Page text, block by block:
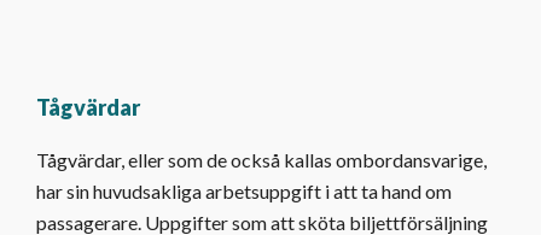
Tågvärdar
Tågvärdar, eller som de också kallas ombordansvarige,
har sin huvudsakliga arbetsuppgift i att ta hand om
passagerare. Uppgifter som att sköta biljettförsäljning